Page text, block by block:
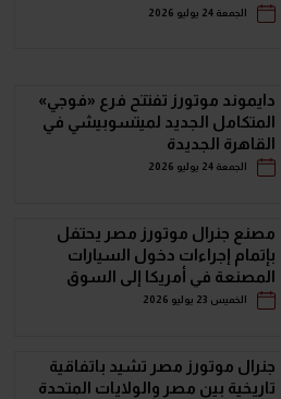
الجمعة 24 يوليو 2026
دايموند موتورز تفتتح فرع «فوجي»
المتكامل الجديد لميتسوبيشي في
القاهرة الجديدة
الجمعة 24 يوليو 2026
مصنع جنرال موتورز مصر يحتفل
بإتمام إجراءات دخول السيارات
المصنعة في أمريكا إلى السوق
المصري
الخميس 23 يوليو 2026
جنرال موتورز مصر تشيد باتفاقية
تاريخية بين مصر والولايات المتحدة